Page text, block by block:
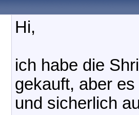
Hi,
ich habe die
gekauft, aber
und sicherlich